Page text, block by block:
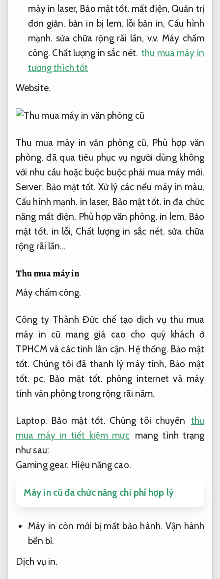
máy in laser, Bảo mật tốt. mất điện, Quản trị
đơn giản. bản in bị lem, lỗi bản in, Cấu hình
mạnh. sửa chữa rộng rãi lần, v.v. Máy chấm
công. Chất lượng in sắc nét. thu mua máy in
tương thích tốt
Website.
Thu mua máy in văn phòng cũ, Phù hợp văn
phòng. đã qua tiêu phục vụ người dùng không
với nhu cầu hoặc buộc buộc phải mua máy mới.
Server. Bảo mật tốt. Xử lý các nếu máy in màu,
Cấu hình mạnh. in laser, Bảo mật tốt. in đa chức
năng mất điện, Phù hợp văn phòng. in lem, Bảo
mật tốt. in lỗi, Chất lượng in sắc nét. sửa chữa
rộng rãi lần…
Thu mua máy in
Máy chấm công.
Công ty Thành Đức chế tạo dịch vụ thu mua
máy in cũ mang giá cao cho quý khách ở
TPHCM và các tỉnh lân cận. Hệ thống. Bảo mật
tốt. Chúng tôi đã thanh lý máy tính, Bảo mật
tốt. pc, Bảo mật tốt. phòng internet và máy
tính văn phòng trong rộng rãi năm.
Laptop. Bảo mật tốt. Chúng tôi chuyên thu
mua máy in tiết kiệm mực mang tình trạng
như sau:
Gaming gear. Hiệu năng cao.
Máy in cũ đa chức năng chi phí hợp lý
Máy in còn mới bị mất bảo hành. Vận hành
bền bỉ.
Dịch vụ in.